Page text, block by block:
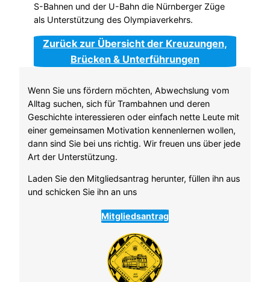
S-Bahnen und der U-Bahn die Nürnberger Züge
als Unterstützung des Olympiaverkehrs.
Zurück zur Übersicht der Kreuzungen,
Brücken & Unterführungen
Wenn Sie uns fördern möchten, Abwechslung vom
Alltag suchen, sich für Trambahnen und deren
Geschichte interessieren oder einfach nette Leute mit
einer gemeinsamen Motivation kennenlernen wollen,
dann sind Sie bei uns richtig. Wir freuen uns über jede
Art der Unterstützung.
Laden Sie den Mitgliedsantrag herunter, füllen ihn aus
und schicken Sie ihn an uns
Mitgliedsantrag